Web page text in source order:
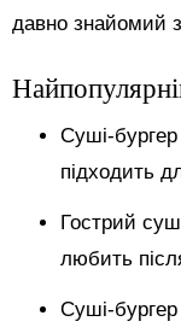
давно знайомий
Суші-
підходить
Гострий
любить
Суші-